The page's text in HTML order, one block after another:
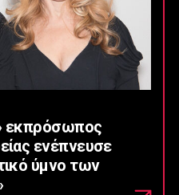
εκπρόσωπος
ενέπνευσε
ύμνο των